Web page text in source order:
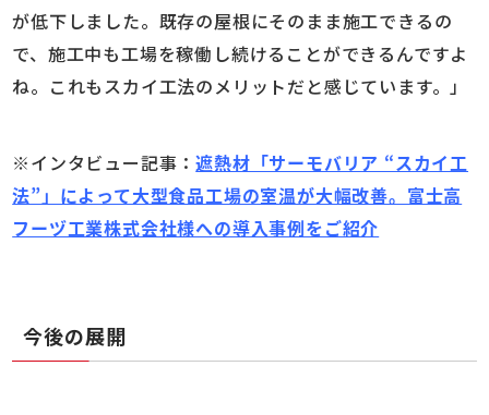
が低下しました。既存の屋根にそのまま施工できるの
で、施工中も工場を稼働し続けることができるんですよ
ね。これもスカイ工法のメリットだと感じています。」
※インタビュー記事：遮熱材「サーモバリア “スカイ工
法”」によって大型食品工場の室温が大幅改善。富士高
フーヅ工業株式会社様への導入事例をご紹介
今後の展開